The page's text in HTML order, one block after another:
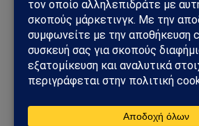
Liberation Ακρόπολη Παρθενώνα
Ακολουθήστε στο
Ακολουθήστε στο